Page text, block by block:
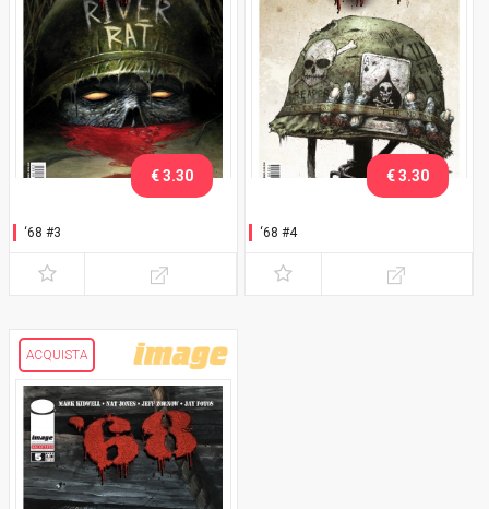
‘68 #3
€ 3.30
‘68 #4
€ 3.30
ACQUISTA